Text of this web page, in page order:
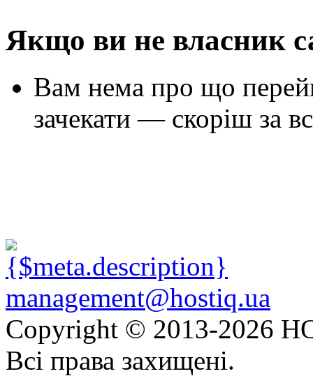
Якщо ви не власник
Вам нема про що
зачекати — скоріш за
management@hostiq.ua
Copyright © 2013-2026
Всі права захищені.